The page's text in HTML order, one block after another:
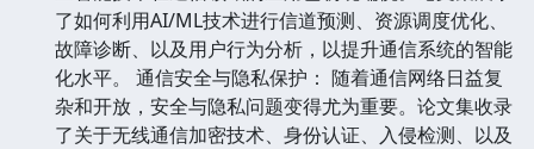
了如何利用AI/ML技术进行信道预测、资源调度优化、
故障诊断、以及用户行为分析，以提升通信系统的智能
化水平。 通信安全与隐私保护： 随着通信网络日益复
杂和开放，安全与隐私问题变得尤为重要。论文集收录
了关于无线通信加密技术、身份认证、入侵检测、以及